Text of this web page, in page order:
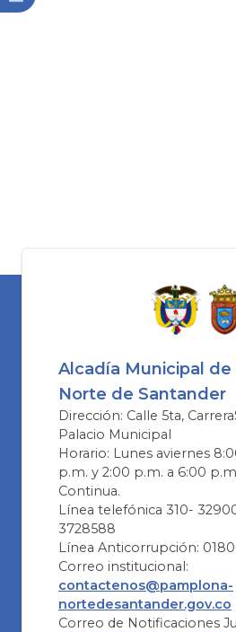
Alcadía Municipal de
Norte de Santander
Dirección: Calle 5ta,
Palacio Municipal
Horario: Lunes aviernes
p.m. y 2:00 p.m. a 6:00
Continua.
Línea telefónica 310-
3728588
Línea Anticorrupción:
Correo institucional:
contactenos@pamplona-
nortedesantander.gov.co
Correo de Notificaciones